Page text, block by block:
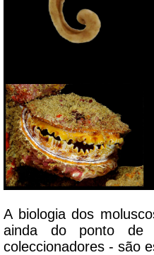
A biologia dos
ainda do ponto de
coleccionadores - são